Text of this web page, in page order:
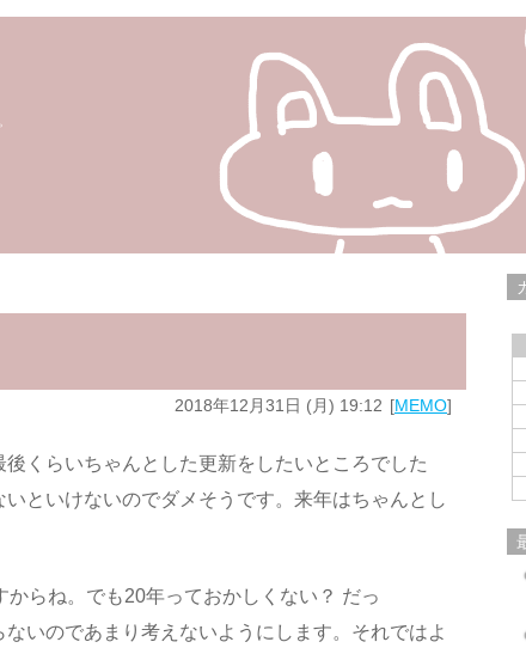
2018年12月31日 (月) 19:12 MEMO
くらいちゃんとした更新をしたいところでした
といけないのでダメそうです。来年はちゃんとし
らね。でも20年っておかしくない？ だっ
いのであまり考えないようにします。それではよ